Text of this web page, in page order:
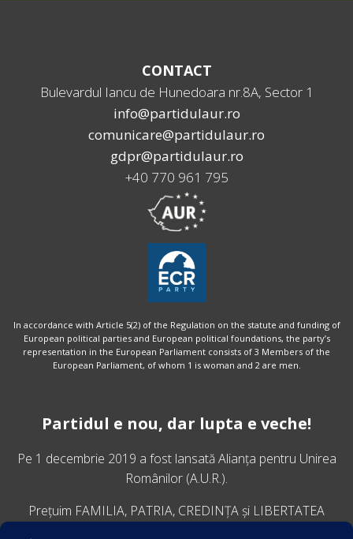
CONTACT
Bulevardul Iancu de Hunedoara nr.8A, Sector 1
info@partidulaur.ro
comunicare@partidulaur.ro
gdpr@partidulaur.ro
+40 770 961 795
In accordance with Article 5(2) of the Regulation on the statute and funding of
European political parties and European political foundations, the party’s
representation in the European Parliament consists of 3 Members of the
European Parliament, of whom 1 is woman and 2 are men.
Partidul e nou, dar lupta e veche!
Pe 1 decembrie 2019 a fost lansatăAlianța pentru Unirea
Românilor (A.U.R.).
Prețuim FAMILIA, PATRIA, CREDINȚA și LIBERTATEA